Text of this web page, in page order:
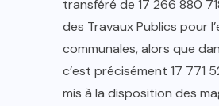
transféré de 17 266 880
des Travaux Publics pour
communales, alors que
c’est précisément 17 771
mis à la disposition des